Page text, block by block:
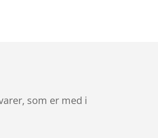
som er med i